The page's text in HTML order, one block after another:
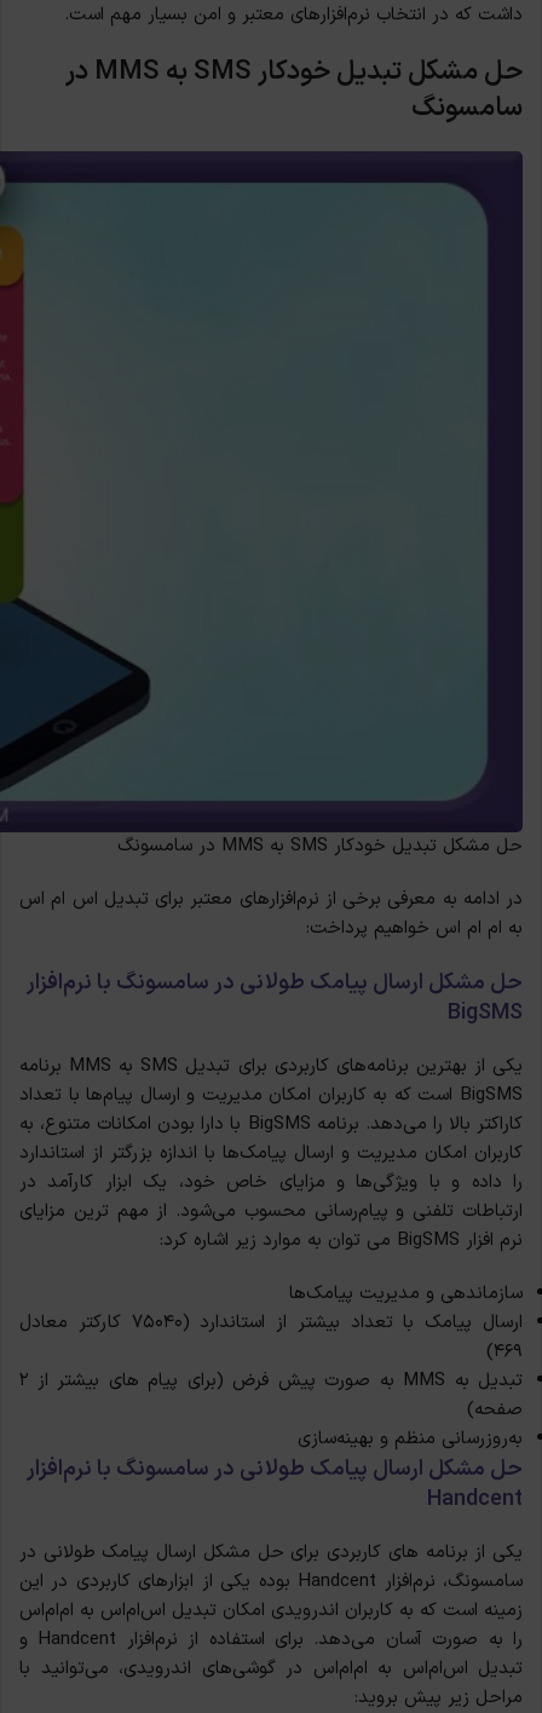
داشت که در انتخاب نرم‌افزارهای معتبر و امن بسیار مهم است.
حل مشکل تبدیل خودکار SMS به MMS در
سامسونگ
حل مشکل تبدیل خودکار SMS به MMS در سامسونگ
در ادامه به معرفی برخی از نرم‌افزارهای معتبر برای تبدیل اس ام اس
به ام ام اس خواهیم پرداخت:
حل مشکل ارسال پیامک طولانی در سامسونگ با نرم‌افزار
BigSMS
یکی از بهترین برنامه‌های کاربردی برای تبدیل SMS به MMS برنامه
BigSMS است که به کاربران امکان مدیریت و ارسال پیام‌ها با تعداد
کاراکتر بالا را می‌دهد. برنامه BigSMS با دارا بودن امکانات متنوع، به
کاربران امکان مدیریت و ارسال پیامک‌ها با اندازه بزرگتر از استاندارد
را داده و با ویژگی‌ها و مزایای خاص خود، یک ابزار کارآمد در
ارتباطات تلفنی و پیام‌رسانی محسوب می‌شود. از مهم ترین مزایای
نرم افزار BigSMS می توان به موارد زیر اشاره کرد:
سازماندهی و مدیریت پیامک‌ها
ارسال پیامک با تعداد بیشتر از استاندارد (۷۵۰۴۰ کارکتر معادل
۴۶۹)
تبدیل به MMS به صورت پیش فرض (برای پیام های بیشتر از ۲
صفحه)
به‌روزرسانی منظم و بهینه‌سازی
حل مشکل ارسال پیامک طولانی در سامسونگ با نرم‌افزار
Handcent
یکی از برنامه های کاربردی برای حل مشکل ارسال پیامک طولانی در
سامسونگ، نرم‌افزار Handcent بوده یکی از ابزارهای کاربردی در این
زمینه است که به کاربران اندرویدی امکان تبدیل اس‌ام‌اس به ام‌ام‌اس
را به صورت آسان می‌دهد. برای استفاده از نرم‌افزار Handcent و
تبدیل اس‌ام‌اس به ام‌ام‌اس در گوشی‌های اندرویدی، می‌توانید با
مراحل زیر پیش بروید: